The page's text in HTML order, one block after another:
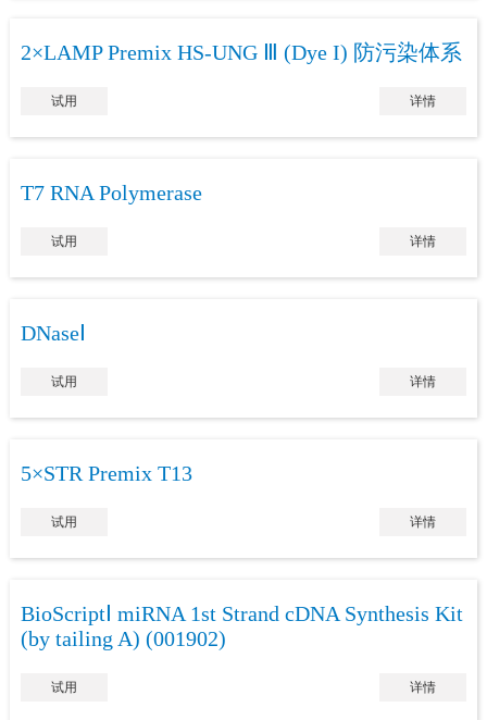
2×LAMP Premix HS-UNG Ⅲ (Dye I) 防污染体系
试用 详情
T7 RNA Polymerase
试用 详情
DNaseⅠ
试用 详情
5×STR Premix T13
试用 详情
BioScriptⅠ miRNA 1st Strand cDNA Synthesis Kit
(by tailing A) (001902)
试用 详情